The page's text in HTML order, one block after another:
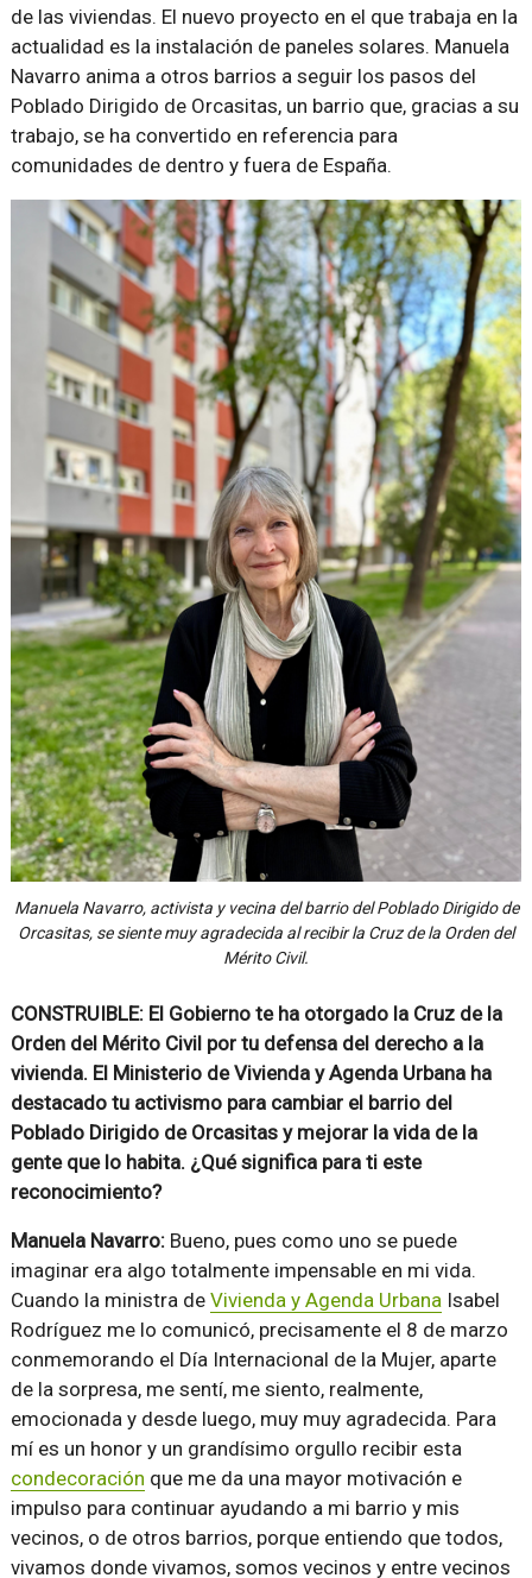
de las viviendas. El nuevo proyecto en el que trabaja en la
actualidad es la instalación de paneles solares. Manuela
Navarro anima a otros barrios a seguir los pasos del
Poblado Dirigido de Orcasitas, un barrio que, gracias a su
trabajo, se ha convertido en referencia para
comunidades de dentro y fuera de España.
Manuela Navarro, activista y vecina del barrio del Poblado Dirigido de
Orcasitas, se siente muy agradecida al recibir la Cruz de la Orden del
Mérito Civil.
CONSTRUIBLE: El Gobierno te ha otorgado la Cruz de la
Orden del Mérito Civil por tu defensa del derecho a la
vivienda. El Ministerio de Vivienda y Agenda Urbana ha
destacado tu activismo para cambiar el barrio del
Poblado Dirigido de Orcasitas y mejorar la vida de la
gente que lo habita. ¿Qué significa para ti este
reconocimiento?
Manuela Navarro:Bueno, pues como uno se puede
imaginar era algo totalmente impensable en mi vida.
Cuando la ministra de Vivienda y Agenda Urbana Isabel
Rodríguez me lo comunicó, precisamente el 8 de marzo
conmemorando el Día Internacional de la Mujer, aparte
de la sorpresa, me sentí, me siento, realmente,
emocionada y desde luego, muy muy agradecida. Para
mí es un honor y un grandísimo orgullo recibir esta
condecoración que me da una mayor motivación e
impulso para continuar ayudando a mi barrio y mis
vecinos, o de otros barrios, porque entiendo que todos,
vivamos donde vivamos, somos vecinos y entre vecinos